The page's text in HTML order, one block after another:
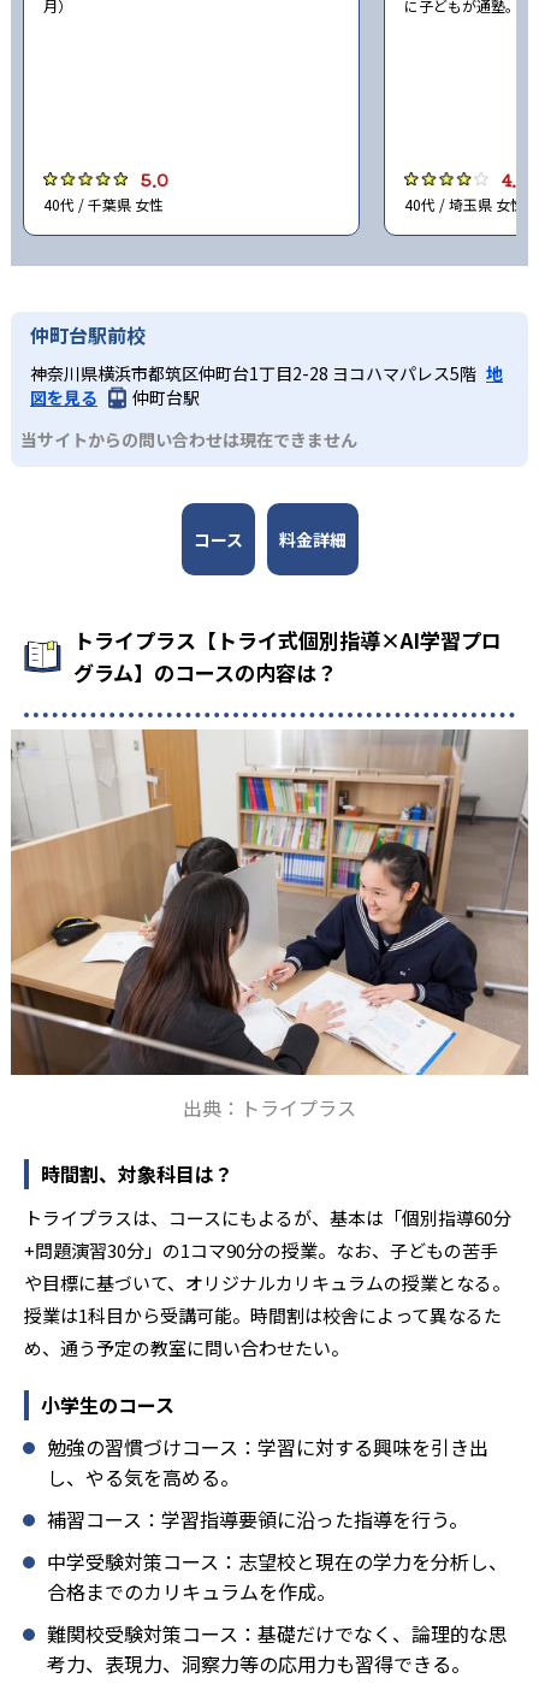
月）
5.0
40代 / 千葉県 女性
に子どもが通塾。
4.0
40代 / 埼玉県 女性
仲町台駅前校
神奈川県横浜市都筑区仲町台1丁目2-28 ヨコハマパレス5階 地
図を見る
仲町台駅
当サイトからの問い合わせは現在できません
コース 料金詳細
トライプラス【トライ式個別指導×AI学習プロ
グラム】のコースの内容は？
出典：トライプラス
時間割、対象科目は？
トライプラスは、コースにもよるが、基本は「個別指導60分
+問題演習30分」の1コマ90分の授業。なお、子どもの苦手
や目標に基づいて、オリジナルカリキュラムの授業となる。
授業は1科目から受講可能。時間割は校舎によって異なるた
め、通う予定の教室に問い合わせたい。
小学生のコース
勉強の習慣づけコース：学習に対する興味を引き出
し、やる気を高める。
補習コース：学習指導要領に沿った指導を行う。
中学受験対策コース：志望校と現在の学力を分析し、
合格までのカリキュラムを作成。
難関校受験対策コース：基礎だけでなく、論理的な思
考力、表現力、洞察力等の応用力も習得できる。